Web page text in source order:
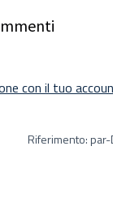
con il tuo
Riferimento: